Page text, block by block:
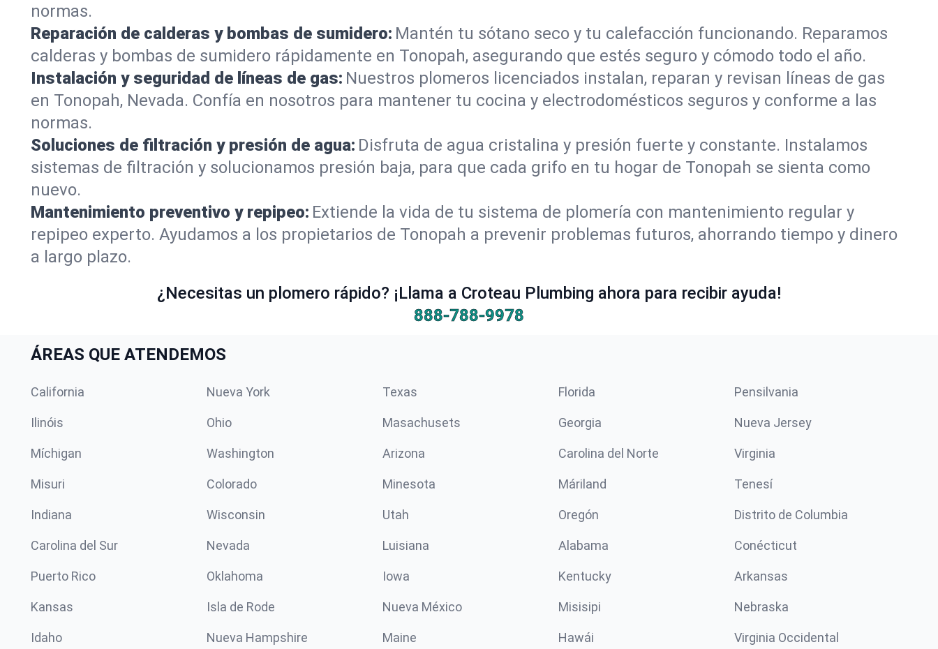
normas.
Reparación de calderas y bombas de sumidero: Mantén tu sótano seco y tu calefacción funcionando. Reparamos
calderas y bombas de sumidero rápidamente en Tonopah, asegurando que estés seguro y cómodo todo el año.
Instalación y seguridad de líneas de gas: Nuestros plomeros licenciados instalan, reparan y revisan líneas de gas
en Tonopah, Nevada. Confía en nosotros para mantener tu cocina y electrodomésticos seguros y conforme a las
normas.
Soluciones de filtración y presión de agua: Disfruta de agua cristalina y presión fuerte y constante. Instalamos
sistemas de filtración y solucionamos presión baja, para que cada grifo en tu hogar de Tonopah se sienta como
nuevo.
Mantenimiento preventivo y repipeo: Extiende la vida de tu sistema de plomería con mantenimiento regular y
repipeo experto. Ayudamos a los propietarios de Tonopah a prevenir problemas futuros, ahorrando tiempo y dinero
a largo plazo.
¿Necesitas un plomero rápido? ¡Llama a Croteau Plumbing ahora para recibir ayuda!
888-788-9978
ÁREAS QUE ATENDEMOS
California Nueva York Texas Florida Pensilvania
Ilinóis Ohio Masachusets Georgia Nueva Jersey
Míchigan Washington Arizona Carolina del Norte Virginia
Misuri Colorado Minesota Máriland Tenesí
Indiana Wisconsin Utah Oregón Distrito de Columbia
Carolina del Sur Nevada Luisiana Alabama Conécticut
Puerto Rico Oklahoma Iowa Kentucky Arkansas
Kansas Isla de Rode Nueva México Misisipi Nebraska
Idaho Nueva Hampshire Maine Hawái Virginia Occidental